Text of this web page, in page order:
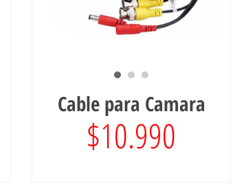
Cable para Camara
$10.990